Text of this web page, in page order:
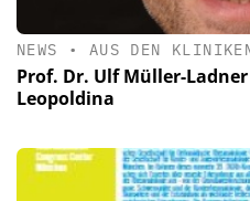
NEWS • AUS DEN
Prof. Dr. Ulf Müller-
Leopoldina